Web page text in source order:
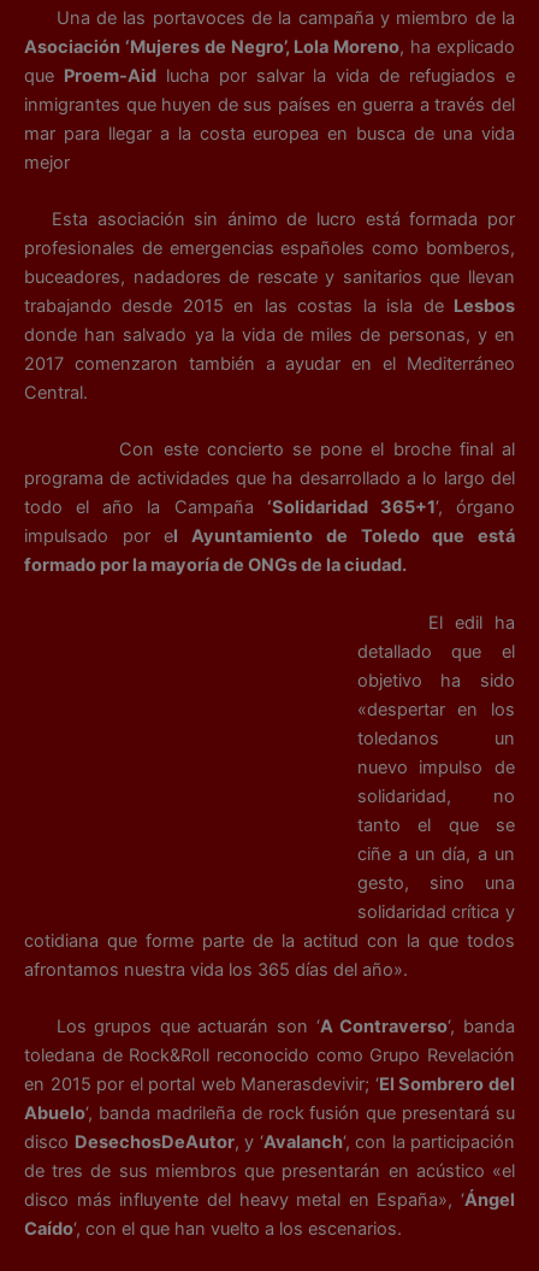
Una de las portavoces de la campaña y miembro de la
Asociación ‘Mujeres de Negro’, Lola Moreno, ha explicado
que Proem-Aidlucha por salvar la vida de refugiados e
inmigrantes que huyen de sus países en guerra a través del
mar para llegar a la costa europea en busca de una vida
mejor
Esta asociación sin ánimo de lucro está formada por
profesionales de emergencias españoles como bomberos,
buceadores, nadadores de rescate y sanitarios que llevan
trabajando desde 2015 en las costas la isla de Lesbos
donde han salvado ya la vida de miles de personas, y en
2017 comenzaron también a ayudar en el Mediterráneo
Central.
Con este concierto se pone el broche final al
programa de actividades que ha desarrollado a lo largo del
todo el año la Campaña ‘Solidaridad 365+1‘, órgano
impulsado por el Ayuntamiento de Toledo que está
formado por la mayoría de ONGs de la ciudad.
El edil ha
detallado que el
objetivo ha sido
«despertar en los
toledanos un
nuevo impulso de
solidaridad, no
tanto el que se
ciñe a un día, a un
gesto, sino una
solidaridad crítica y
cotidiana que forme parte de la actitud con la que todos
afrontamos nuestra vida los 365 días del año».
Los grupos que actuarán son ‘A Contraverso‘, banda
toledana de Rock&Roll reconocido como Grupo Revelación
en 2015 por el portal web Manerasdevivir; ‘El Sombrero del
Abuelo‘, banda madrileña de rock fusión que presentará su
disco DesechosDeAutor, y ‘Avalanch‘, con la participación
de tres de sus miembros que presentarán en acústico «el
disco más influyente del heavy metal en España», ‘Ángel
Caído‘, con el que han vuelto a los escenarios.